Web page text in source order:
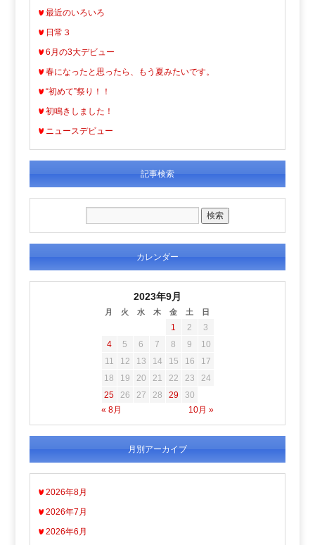
最近のいろいろ
日常３
6月の3大デビュー
春になったと思ったら、もう夏みたいです。
“初めて”祭り！！
初鳴きしました！
ニュースデビュー
記事検索
カレンダー
2023年9月
月 火 水 木 金 土 日
« 8月 10月 »
1 2
3
4
5 6 7 8 9
10
11
12 13 14 15 16
17
18
19 20 21 22 23
24
25
26 27 28 29 30
月別アーカイブ
2026年8月
2026年7月
2026年6月